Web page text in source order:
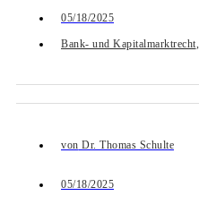
05/18/2025
Bank- und Kapitalmarktrecht,
von Dr. Thomas Schulte
05/18/2025